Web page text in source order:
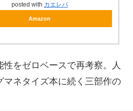
posted with カエレバ
Amazon
をゼロベースで再考察。人
マネタイズ本に続く三部作の